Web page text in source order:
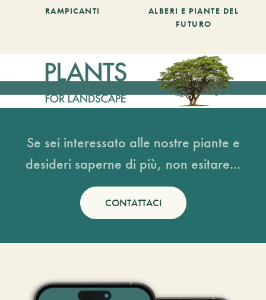
RAMPICANTI
ALBERI E PIANTE DEL
FUTURO
Se sei interessato alle nostre piante e
desideri saperne di più, non esitare...
CONTATTACI